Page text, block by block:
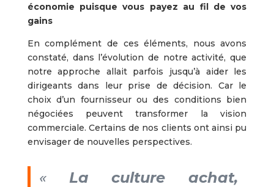
économie puisque vous payez au fil de vos
gains
En complément de ces éléments, nous avons
constaté, dans l’évolution de notre activité, que
notre approche allait parfois jusqu’à aider les
dirigeants dans leur prise de décision. Car le
choix d’un fournisseur ou des conditions bien
négociées peuvent transformer la vision
commerciale. Certains de nos clients ont ainsi pu
envisager de nouvelles perspectives.
« La culture achat,